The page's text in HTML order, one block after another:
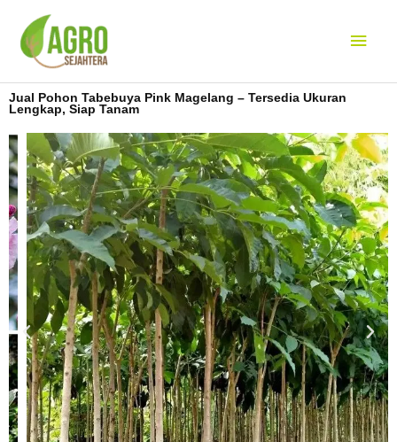
konten
Jual Pohon Tabebuya Pink Magelang – Tersedia Ukuran
Lengkap, Siap Tanam